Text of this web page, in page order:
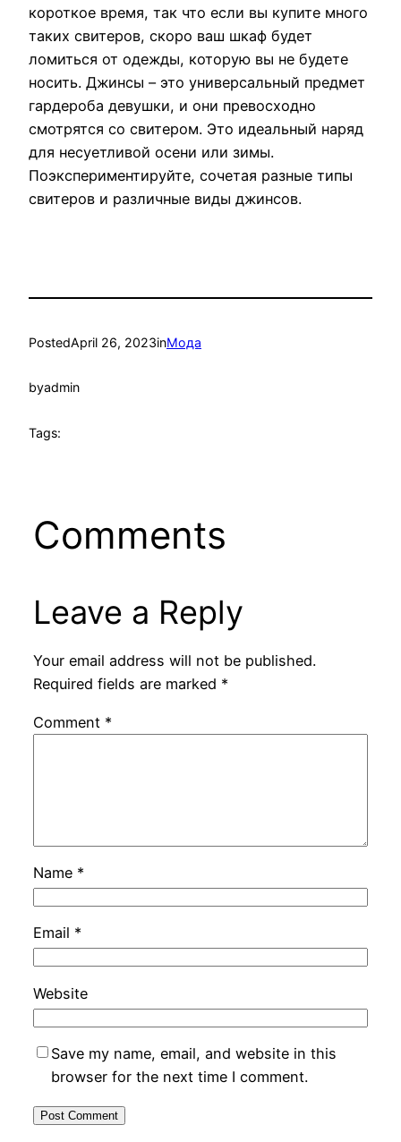
короткое время, так что если вы купите много
таких свитеров, скоро ваш шкаф будет
ломиться от одежды, которую вы не будете
носить. Джинсы – это универсальный предмет
гардероба девушки, и они превосходно
смотрятся со свитером. Это идеальный наряд
для несуетливой осени или зимы.
Поэкспериментируйте, сочетая разные типы
свитеров и различные виды джинсов.
PostedApril 26, 2023inМода
byadmin
Tags:
Comments
Leave a Reply
Your email address will not be published.
Required fields are marked *
Comment *
Name *
Email *
Website
Save my name, email, and website in this
browser for the next time I comment.